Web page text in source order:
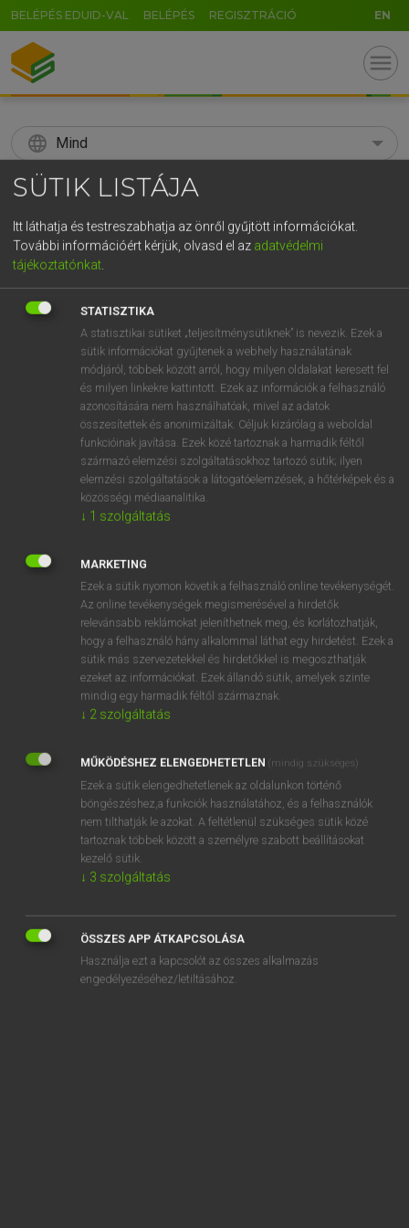
BELÉPÉS EDUID-VAL BELÉPÉS REGISZTRÁCIÓ EN
menu
language Mind
search
KERESÉS
Díjmentes angol szótár
advisement fn
(szak)tanács
szakvélemény
⚲ advisementkeresése szótárainkban
DÍJMENTES ANGOL SZÓTÁR
advisable
advisement
advisory body
advocacy
MICROSOFT OFFICE BŐVÍTMÉNY
BEÉPÜLŐ SZÓTÁRMODUL
ONLINE NYELVVIZSGA
SÜTIK LISTÁJA
Itt láthatja és testreszabhatja az önről gyűjtött információkat.
További információért kérjük, olvasd el az adatvédelmi
tájékoztatónkat
STATISZTIKA
A statisztikai sütiket „teljesítménysütiknek” is nevezik. Ezek a
sütik információkat gyűjtenek a webhely használatának
módjáról, többek között arról, hogy milyen oldalakat keresett fel
és milyen linkekre kattintott. Ezek az információk a felhasználó
azonosítására nem használhatóak, mivel az adatok
összesítettek és anonimizáltak. Céljuk kizárólag a weboldal
funkcióinak javítása. Ezek közé tartoznak a harmadik féltől
származó elemzési szolgáltatásokhoz tartozó sütik; ilyen
elemzési szolgáltatások a látogatóelemzések, a hőtérképek és a
közösségi médiaanalitika.
↓ 1 szolgáltatás
MARKETING
Ezek a sütik nyomon követik a felhasználó online tevékenységét.
Az online tevékenységek megismerésével a hirdetők
relevánsabb reklámokat jeleníthetnek meg, és korlátozhatják,
hogy a felhasználó hány alkalommal láthat egy hirdetést. Ezek a
sütik más szervezetekkel és hirdetőkkel is megoszthatják
ezeket az információkat. Ezek állandó sütik, amelyek szinte
mindig egy harmadik féltől származnak.
↓ 2 szolgáltatás
MŰKÖDÉSHEZ ELENGEDHETETLEN (mindig szükséges)
Ezek a sütik elengedhetetlenek az oldalunkon történő
böngészéshez,a funkciók használatához, és a felhasználók
nem tilthatják le azokat. A feltétlenül szükséges sütik közé
tartoznak többek között a személyre szabott beállításokat
kezelő sütik.
↓ 3 szolgáltatás
ÖSSZES APP ÁTKAPCSOLÁSA
Használja ezt a kapcsolót az összes alkalmazás
engedélyezéséhez/letiltásához.
GR
5 6 7 8 9 ö ü ó
r t z u i o p ő ú
k l ű
n m , . - AltGr